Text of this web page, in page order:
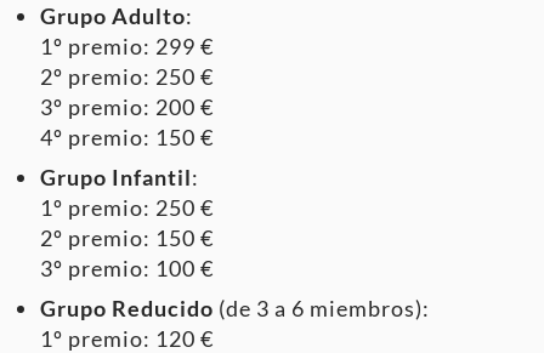
Grupo Adulto:
1º premio: 299 €
2º premio: 250 €
3º premio: 200 €
4º premio: 150 €
Grupo Infantil:
1º premio: 250 €
2º premio: 150 €
3º premio: 100 €
Grupo Reducido (de 3 a 6 miembros):
1º premio: 120 €